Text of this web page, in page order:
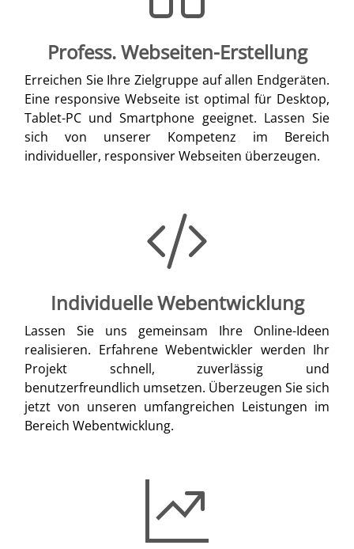
Profess. Webseiten-Erstellung
Erreichen Sie Ihre Zielgruppe auf allen Endgeräten.
Eine responsive Webseite ist optimal für Desktop,
Tablet-PC und Smartphone geeignet. Lassen Sie
sich von unserer Kompetenz im Bereich
individueller, responsiver Webseiten überzeugen.
Individuelle Webentwicklung
Lassen Sie uns gemeinsam Ihre Online-Ideen
realisieren. Erfahrene Webentwickler werden Ihr
Projekt schnell, zuverlässig und
benutzerfreundlich umsetzen. Überzeugen Sie sich
jetzt von unseren umfangreichen Leistungen im
Bereich Webentwicklung.